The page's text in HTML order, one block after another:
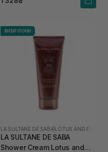
ВИБІР ІЛОНИ
LA SULTANE DE SABA
LA SULTANE DE SABA
Shower Cream Lotus and